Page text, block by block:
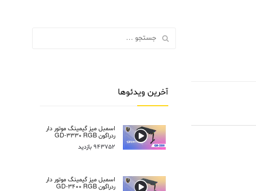
جستجو:
آخرین ویدئوها
اسمبل میز گیمینگ موتور دار
ردراگون GD-3330 RGB
943752 بازدید
اسمبل میز گیمینگ موتور دار
ردراگون GD-3400 RGB